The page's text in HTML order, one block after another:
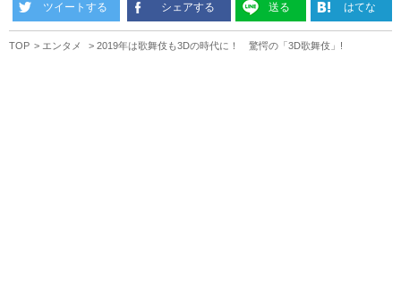
ツイートする シェアする 送る はてな
TOP エンタメ 2019年は歌舞伎も3Dの時代に！ 驚愕の「3D歌舞伎」!